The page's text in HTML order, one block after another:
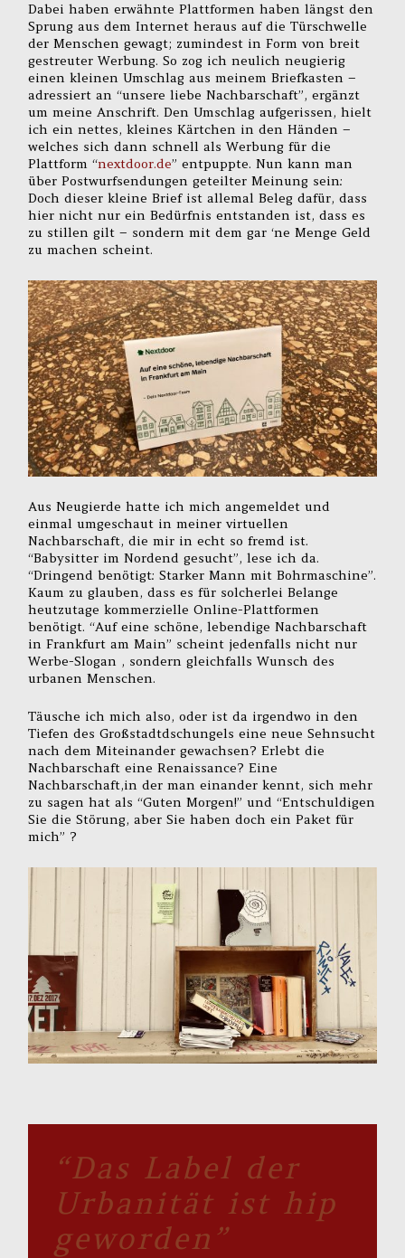
Dabei haben erwähnte Plattformen haben längst den
Sprung aus dem Internet heraus auf die Türschwelle
der Menschen gewagt; zumindest in Form von breit
gestreuter Werbung. So zog ich neulich neugierig
einen kleinen Umschlag aus meinem Briefkasten –
adressiert an “unsere liebe Nachbarschaft”, ergänzt
um meine Anschrift. Den Umschlag aufgerissen, hielt
ich ein nettes, kleines Kärtchen in den Händen –
welches sich dann schnell als Werbung für die
Plattform “nextdoor.de” entpuppte. Nun kann man
über Postwurfsendungen geteilter Meinung sein:
Doch dieser kleine Brief ist allemal Beleg dafür, dass
hier nicht nur ein Bedürfnis entstanden ist, dass es
zu stillen gilt – sondern mit dem gar ‘ne Menge Geld
zu machen scheint.
Aus Neugierde hatte ich mich angemeldet und
einmal umgeschaut in meiner virtuellen
Nachbarschaft, die mir in echt so fremd ist.
“Babysitter im Nordend gesucht”, lese ich da.
“Dringend benötigt: Starker Mann mit Bohrmaschine”.
Kaum zu glauben, dass es für solcherlei Belange
heutzutage kommerzielle Online-Plattformen
benötigt. “Auf eine schöne, lebendige Nachbarschaft
in Frankfurt am Main” scheint jedenfalls nicht nur
Werbe-Slogan , sondern gleichfalls Wunsch des
urbanen Menschen.
Täusche ich mich also, oder ist da irgendwo in den
Tiefen des Großstadtdschungels eine neue Sehnsucht
nach dem Miteinander gewachsen? Erlebt die
Nachbarschaft eine Renaissance? Eine
Nachbarschaft,in der man einander kennt, sich mehr
zu sagen hat als “Guten Morgen!” und “Entschuldigen
Sie die Störung, aber Sie haben doch ein Paket für
mich” ?
“Das Label der
Urbanität ist hip
geworden”